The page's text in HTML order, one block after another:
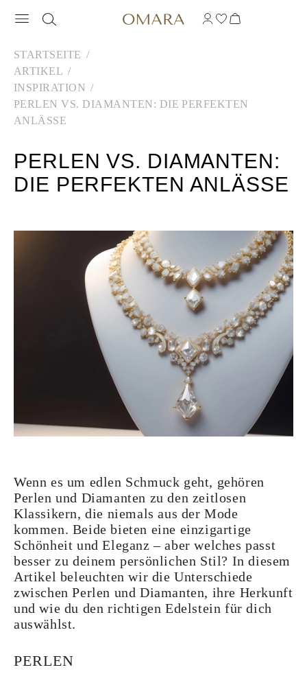
STARTSEITE
ARTIKEL
INSPIRATION
PERLEN VS. DIAMANTEN: DIE PERFEKTEN
ANLÄSSE
PERLEN VS. DIAMANTEN:
DIE PERFEKTEN ANLÄSSE
Wenn es um edlen Schmuck geht, gehören
Perlen und Diamanten zu den zeitlosen
Klassikern, die niemals aus der Mode
kommen. Beide bieten eine einzigartige
Schönheit und Eleganz – aber welches passt
besser zu deinem persönlichen Stil? In diesem
Artikel beleuchten wir die Unterschiede
zwischen Perlen und Diamanten, ihre Herkunft
und wie du den richtigen Edelstein für dich
auswählst.
PERLEN